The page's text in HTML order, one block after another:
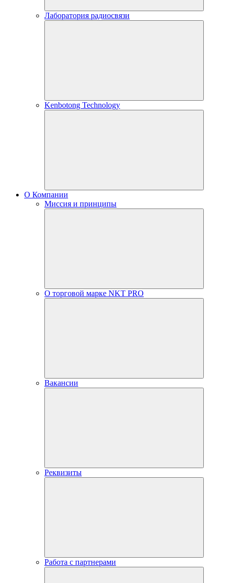
Лаборатория радиосвязи
Kenbotong Technology
О Компании
Миссия и принципы
О торговой марке NKT PRO
Вакансии
Реквизиты
Работа с партнерами